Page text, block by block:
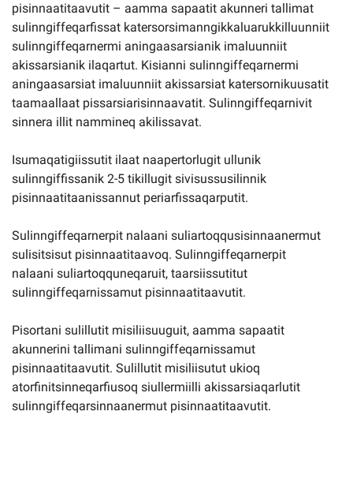
pisinnaatitaavutit – aamma sapaatit akunneri tallimat
sulinngiffeqarfissat katersorsimanngikkaluarukkilluunniit
sulinngiffeqarnermi aningaasarsianik imaluunniit
akissarsianik ilaqartut. Kisianni sulinngiffeqarnermi
aningaasarsiat imaluunniit akissarsiat katersornikuusatit
taamaallaat pissarsiarisinnaavatit. Sulinngiffeqarnivit
sinnera illit nammineq akilissavat.
Isumaqatigiissutit ilaat naapertorlugit ullunik
sulinngiffissanik 2-5 tikillugit sivisussusilinnik
pisinnaatitaanissannut periarfissaqarputit.
Sulinngiffeqarnerpit nalaani suliartoqqusisinnaanermut
sulisitsisut pisinnaatitaavoq. Sulinngiffeqarnerpit
nalaani suliartoqquneqaruit, taarsiissutitut
sulinngiffeqarnissamut pisinnaatitaavutit.
Pisortani sulillutit misiliisuuguit, aamma sapaatit
akunnerini tallimani sulinngiffeqarnissamut
pisinnaatitaavutit. Sulillutit misiliisutut ukioq
atorfinitsinneqarfiusoq siullermiilli akissarsiaqarlutit
sulinngiffeqarsinnaanermut pisinnaatitaavutit.